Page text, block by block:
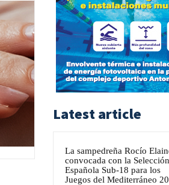
Latest article
La sampedreña Rocío
convocada con la Selección
Española Sub-18 para los
Juegos del Mediterráneo